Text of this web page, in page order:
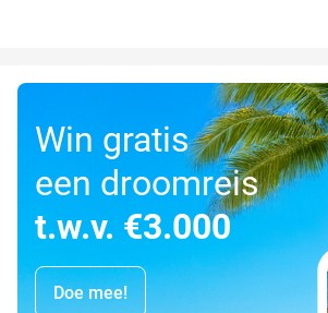
Win gratis
een droomreis
t.w.v. €3.000
Doe mee!